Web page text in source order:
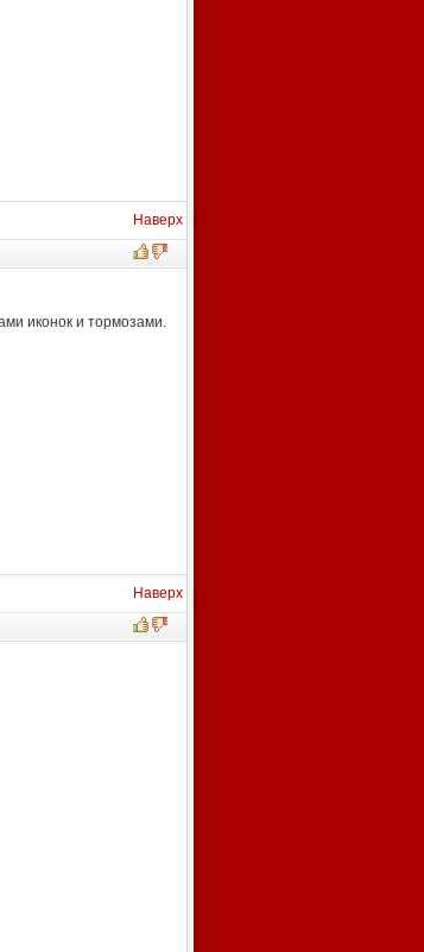
Наверх
иконок и тормозами.
Наверх